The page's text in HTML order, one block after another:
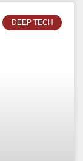
DEEP TECH